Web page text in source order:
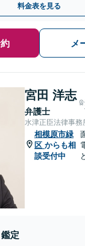
料金表を見る
メ
宮田 洋志
弁護士
水津正臣法律事務
相模原市緑
区 からも相
談受付中
定